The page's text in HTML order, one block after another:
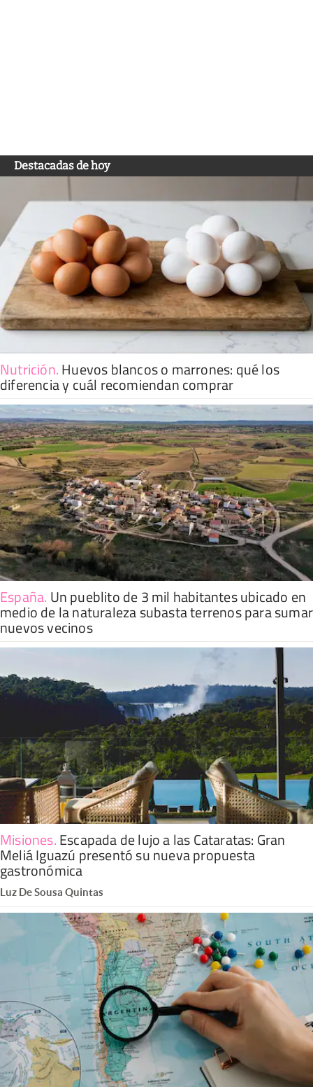
Destacadas de hoy
Nutrición.Huevos blancos o marrones: qué los
diferencia y cuál recomiendan comprar
España. Un pueblito de 3 mil habitantes ubicado en
medio de la naturaleza subasta terrenos para sumar
nuevos vecinos
Misiones.Escapada de lujo a las Cataratas: Gran
Meliá Iguazú presentó su nueva propuesta
gastronómica
Luz De Sousa Quintas